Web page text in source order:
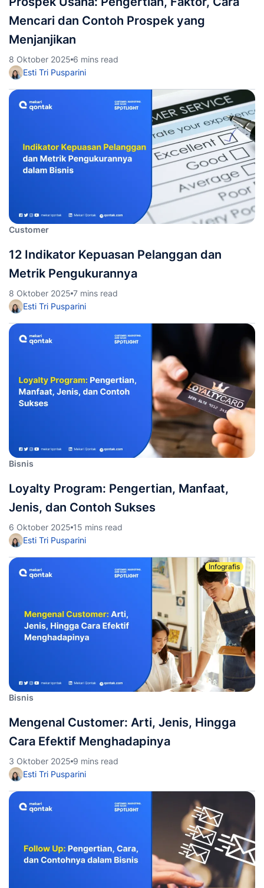
Mencari dan Contoh Prospek yang
Menjanjikan
8 Oktober 2025 6 mins read
Esti Tri Pusparini
Customer
12 Indikator Kepuasan Pelanggan dan
Metrik Pengukurannya
8 Oktober 2025 7 mins read
Esti Tri Pusparini
Bisnis
Loyalty Program: Pengertian, Manfaat,
Jenis, dan Contoh Sukses
6 Oktober 2025 15 mins read
Esti Tri Pusparini
Infografis
Bisnis
Mengenal Customer: Arti, Jenis, Hingga
Cara Efektif Menghadapinya
3 Oktober 2025 9 mins read
Esti Tri Pusparini